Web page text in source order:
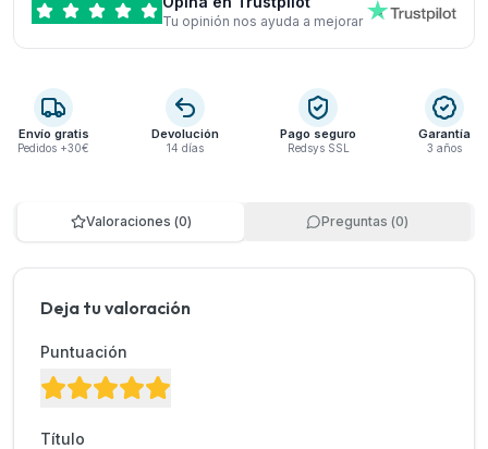
Tu opinión nos ayuda a mejorar
Envío gratis
Pedidos +30€
Devolución
14 días
Pago seguro
Redsys SSL
Garantía
3 años
Valoraciones (0) Preguntas (0)
Deja tu valoración
Puntuación
Título